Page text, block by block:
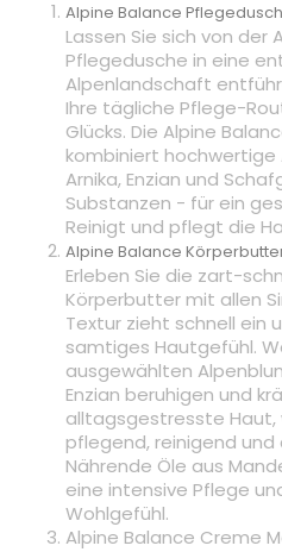
Alpine Balance
Lassen Sie sich von der
Pflegedusche in eine
Alpenlandschaft
Ihre tägliche Pflege-
Glücks. Die Alpine
kombiniert hochwertige
Arnika, Enzian und
Substanzen - für ein
Reinigt und pflegt die
Alpine Balance
Erleben Sie die zart-
Körperbutter mit allen
Textur zieht schnell ein
samtiges Hautgefühl.
ausgewählten
Enzian beruhigen und
alltagsgestresste Haut,
pflegend, reinigend
Nährende Öle aus
eine intensive Pflege
Wohlgefühl.
Alpine Balance Creme